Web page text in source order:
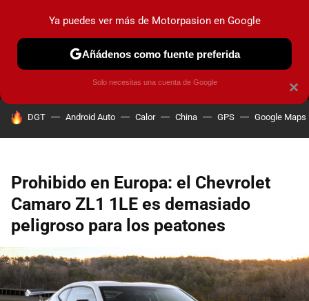
MENÚ NUEVO
COCHES ELÉCTRICOS OBSERVATORIO
HOY SE HABLA DE
DGT Android Auto Calor China GPS Google Maps
Prohibido en Europa: el Chevrolet
Camaro ZL1 1LE es demasiado
peligroso para los peatones
×
Ya puedes ver más de Motorpasion en Google
Añádenos como fuente preferida
Solo necesitas una cuenta de Google